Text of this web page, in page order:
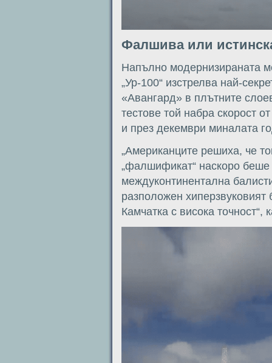
Фалшива или
Напълно модернизираната
„Ур-100“ изстрелва най-
«Авангард» в плътните
тестове той набра скорост
и през декември миналата
„Американците решиха, че
„фалшификат“ наскоро беше
междуконтинентална
разположен хиперзвуковият
Камчатка с висока